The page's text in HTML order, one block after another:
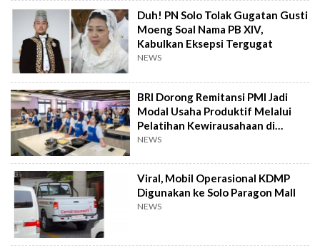
Duh! PN Solo Tolak Gugatan Gusti
Moeng Soal Nama PB XIV,
Kabulkan Eksepsi Tergugat
NEWS
BRI Dorong Remitansi PMI Jadi
Modal Usaha Produktif Melalui
Pelatihan Kewirausahaan di
Taiwan
NEWS
Viral, Mobil Operasional KDMP
Digunakan ke Solo Paragon Mall
NEWS